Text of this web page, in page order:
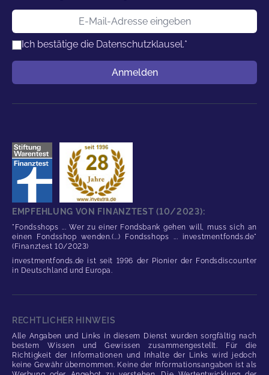
E-Mail-Adresse
Ich bestätige die Datenschutzklausel.*
Anmelden
EMPFEHLUNG VON FINANZTEST (10/2023):
"Fondsshops ... Wer zu einer Fondsbank gehen will, muss sich an
einen Fondsshop wenden.(...) Fondsshops ... investmentfonds.de"
(Finanztest 10/2023)
investmentfonds.de ist seit 1996 der Pionier der Fondsdiscounter
in Deutschland und Europa.
RECHTLICHER HINWEIS
Alle Angaben und Links in diesem Dienst wurden sorgfältig nach
bestem Wissen und Gewissen zusammengestellt. Für die
Richtigkeit der Informationen und Inhalte der Links wird jedoch
keine Gewähr übernommen. Keine der Informationsangaben ist als